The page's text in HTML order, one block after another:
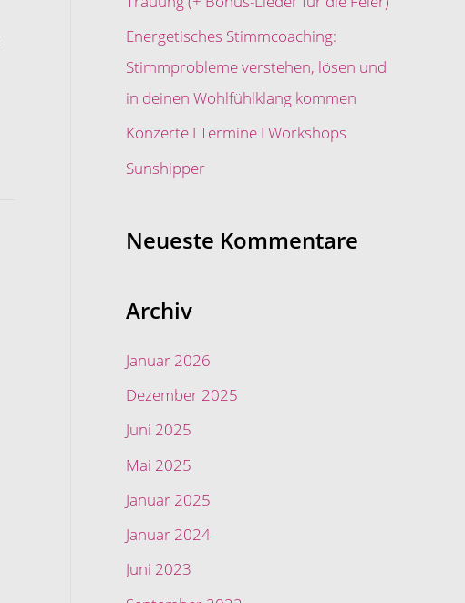
c
h
:
Energetisches Stimmcoaching:
Stimmprobleme verstehen, lösen und
in deinen Wohlfühlklang kommen
Konzerte I Termine I Workshops
Sunshipper
Neueste Kommentare
Archiv
Januar 2026
Dezember 2025
Juni 2025
Mai 2025
Januar 2025
Januar 2024
Juni 2023